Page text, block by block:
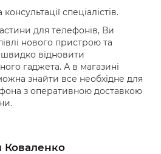
спеціалістів.
для телефонів, Ви
нового пристрою та
відновити
гаджета. А в магазині
знайти все необхідне для
з оперативною доставкою
Коваленко